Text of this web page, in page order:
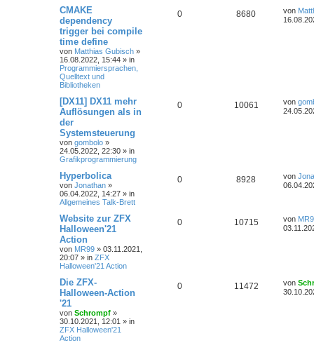
CMAKE
dependency
trigger bei compile
time define
von Matthias Gubisch »
16.08.2022, 15:44 » in
Programmiersprachen,
Quelltext und
Bibliotheken
0 8680 von
[DX11] DX11 mehr
Auflösungen als in
der
Systemsteuerung
von gombolo »
24.05.2022, 22:30 » in
Grafikprogrammierung
0 10061 von
Hyperbolica
von Jonathan »
06.04.2022, 14:27 » in
Allgemeines Talk-Brett
0 8928 von
Website zur ZFX
Halloween'21
Action
von MR99 » 03.11.2021,
20:07 » in ZFX
Halloween'21 Action
0 10715 von
Die ZFX-
Halloween-Action
'21
von Schrompf »
30.10.2021, 12:01 » in
ZFX Halloween'21
Action
0 11472 von